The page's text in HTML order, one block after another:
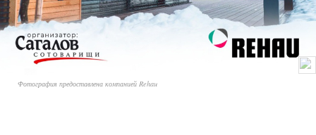
Фотография предоставлена компанией Rehau